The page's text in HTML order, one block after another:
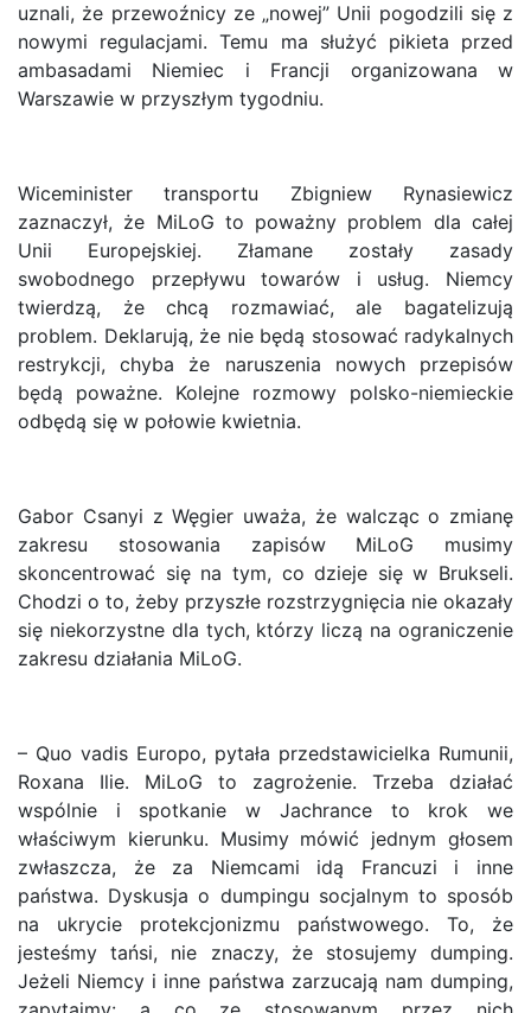
uznali, że przewoźnicy ze „nowej” Unii pogodzili się z
nowymi regulacjami. Temu ma służyć pikieta przed
ambasadami Niemiec i Francji organizowana w
Warszawie w przyszłym tygodniu.
Wiceminister transportu Zbigniew Rynasiewicz
zaznaczył, że MiLoG to poważny problem dla całej
Unii Europejskiej. Złamane zostały zasady
swobodnego przepływu towarów i usług. Niemcy
twierdzą, że chcą rozmawiać, ale bagatelizują
problem. Deklarują, że nie będą stosować radykalnych
restrykcji, chyba że naruszenia nowych przepisów
będą poważne. Kolejne rozmowy polsko-niemieckie
odbędą się w połowie kwietnia.
Gabor Csanyi z Węgier uważa, że walcząc o zmianę
zakresu stosowania zapisów MiLoG musimy
skoncentrować się na tym, co dzieje się w Brukseli.
Chodzi o to, żeby przyszłe rozstrzygnięcia nie okazały
się niekorzystne dla tych, którzy liczą na ograniczenie
zakresu działania MiLoG.
– Quo vadis Europo, pytała przedstawicielka Rumunii,
Roxana Ilie. MiLoG to zagrożenie. Trzeba działać
wspólnie i spotkanie w Jachrance to krok we
właściwym kierunku. Musimy mówić jednym głosem
zwłaszcza, że za Niemcami idą Francuzi i inne
państwa. Dyskusja o dumpingu socjalnym to sposób
na ukrycie protekcjonizmu państwowego. To, że
jesteśmy tańsi, nie znaczy, że stosujemy dumping.
Jeżeli Niemcy i inne państwa zarzucają nam dumping,